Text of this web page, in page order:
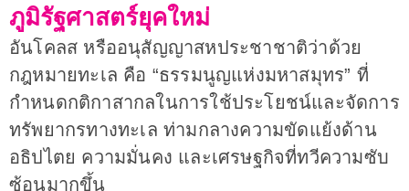
ภูมิรัฐศาสตร์ยุคใหม่
อันโคลส หรืออนุสัญญาสหประชาชาติว่าด้วย
กฎหมายทะเล คือ “ธรรมนูญแห่งมหาสมุทร” ที่
กำหนดกติกาสากลในการใช้ประโยชน์และจัดการ
ทรัพยากรทางทะเล ท่ามกลางความขัดแย้งด้าน
อธิปไตย ความมั่นคง และเศรษฐกิจที่ทวีความซับ
ซ้อนมากขึ้น